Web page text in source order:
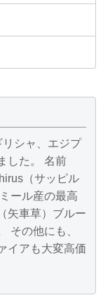
シャ、エジプ
した。 名前
（サッピル
ール産の最高
矢車草）ブルー
その他にも、
イアも大変高価